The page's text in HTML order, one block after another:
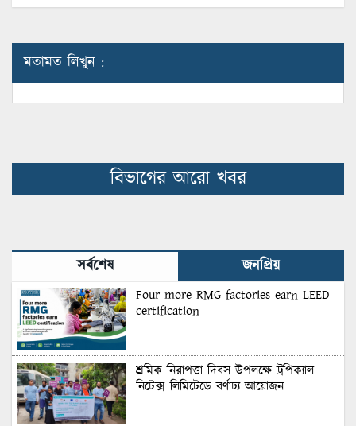
মতামত লিখুন :
বিভাগের আরো খবর
সর্বশেষ জনপ্রিয়
Four more RMG factories earn LEED
certification
শ্রমিক নিরাপত্তা দিবস উপলক্ষে ট্রপিক্যাল
নিটেক্স লিমিটেডে বর্ণাঢ্য আয়োজন